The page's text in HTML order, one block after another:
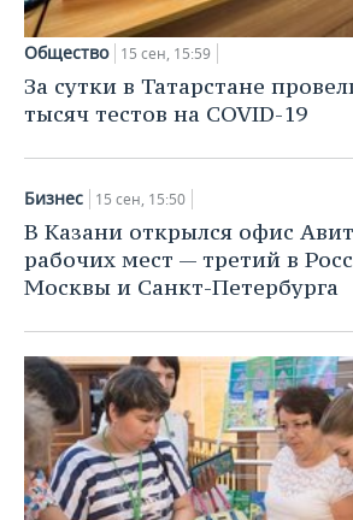
Общество 15 сен, 15:59
За сутки в Татарстане
тысяч тестов на COVID-19
Бизнес 15 сен, 15:50
В Казани открылся офис
рабочих мест — третий в
Москвы и Санкт-Петербурга